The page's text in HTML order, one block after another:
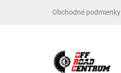
Obchodné podmienky